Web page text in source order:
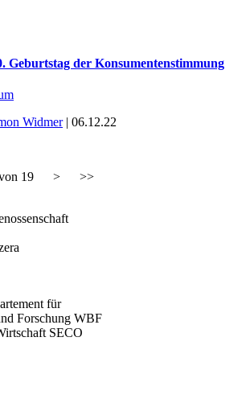
Geburtstag der Konsumentenstimmung
Widmer| 06.12.22
19 > >>
für
Forschung WBF
SECO